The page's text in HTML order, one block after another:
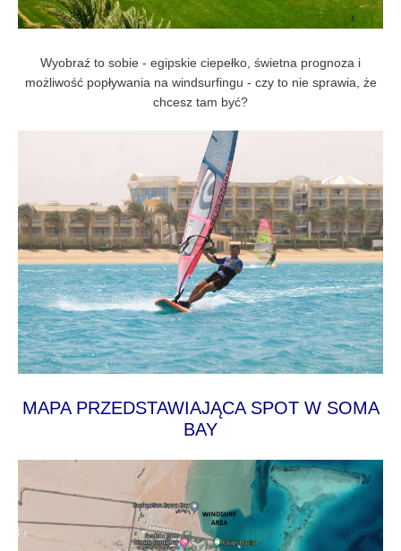
Wyobraź to sobie - egipskie ciepełko, świetna prognoza i
możliwość popływania na windsurfingu - czy to nie sprawia, że
chcesz tam być?
MAPA PRZEDSTAWIAJĄCA SPOT W SOMA
BAY